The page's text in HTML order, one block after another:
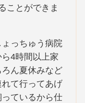
ことができま
っちゅう病院
4時間以上家
ん夏休みなど
て行ってあげ
ているから仕